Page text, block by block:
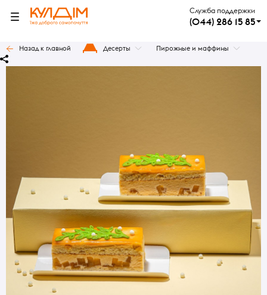
Служба поддержки
(044) 286 15 85
Назад к главной Десерты Пирожные и маффины